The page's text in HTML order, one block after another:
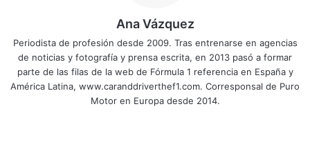
Ana Vázquez
Periodista de profesión desde 2009. Tras entrenarse en agencias
de noticias y fotografía y prensa escrita, en 2013 pasó a formar
parte de las filas de la web de Fórmula 1 referencia en España y
América Latina, www.caranddriverthef1.com. Corresponsal de Puro
Motor en Europa desde 2014.